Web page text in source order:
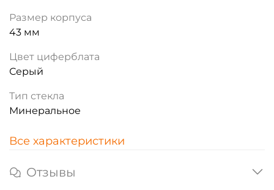
Размер корпуса
43 мм
Цвет циферблата
Серый
Тип стекла
Минеральное
Все характеристики
Отзывы